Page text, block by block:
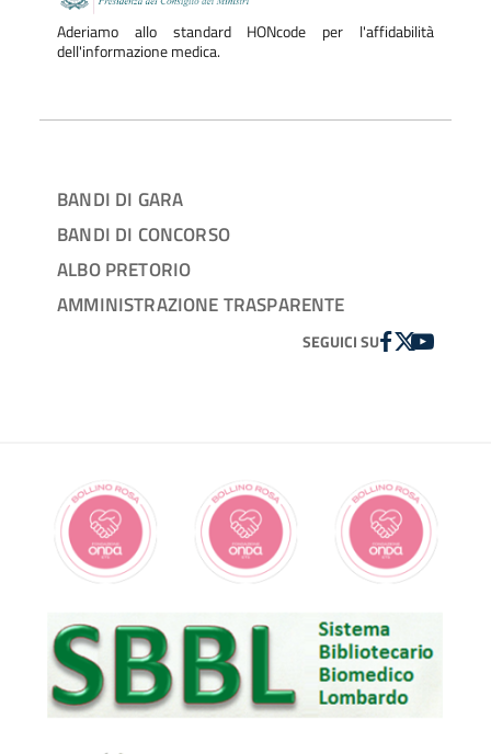
Aderiamo allo standard HONcode per l'affidabilità
dell'informazione medica.
BANDI DI GARA
BANDI DI CONCORSO
ALBO PRETORIO
AMMINISTRAZIONE TRASPARENTE
SEGUICI SUFACEBOOK
TWITTER
YOUTUBE